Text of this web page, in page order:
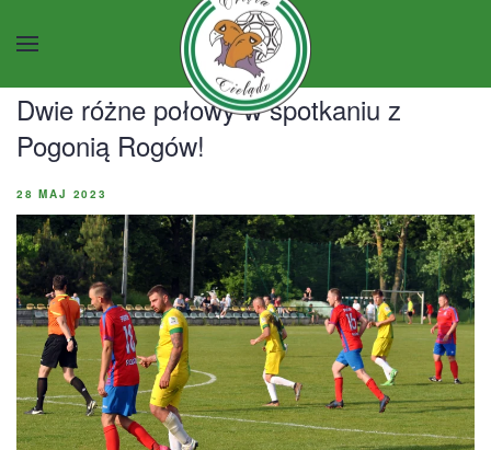
Przejdź do głównej treści
Dwie różne połowy w spotkaniu z
Pogonią Rogów!
28 MAJ 2023